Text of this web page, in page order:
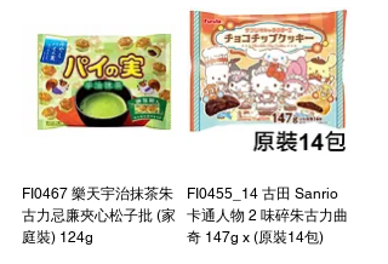
FI0467 樂天宇治抹茶朱
古力忌廉夾心松子批 (家
庭裝) 124g
FI0455_14 古田 Sanrio
卡通人物 2 味碎朱古力曲
奇 147g x (原裝14包)